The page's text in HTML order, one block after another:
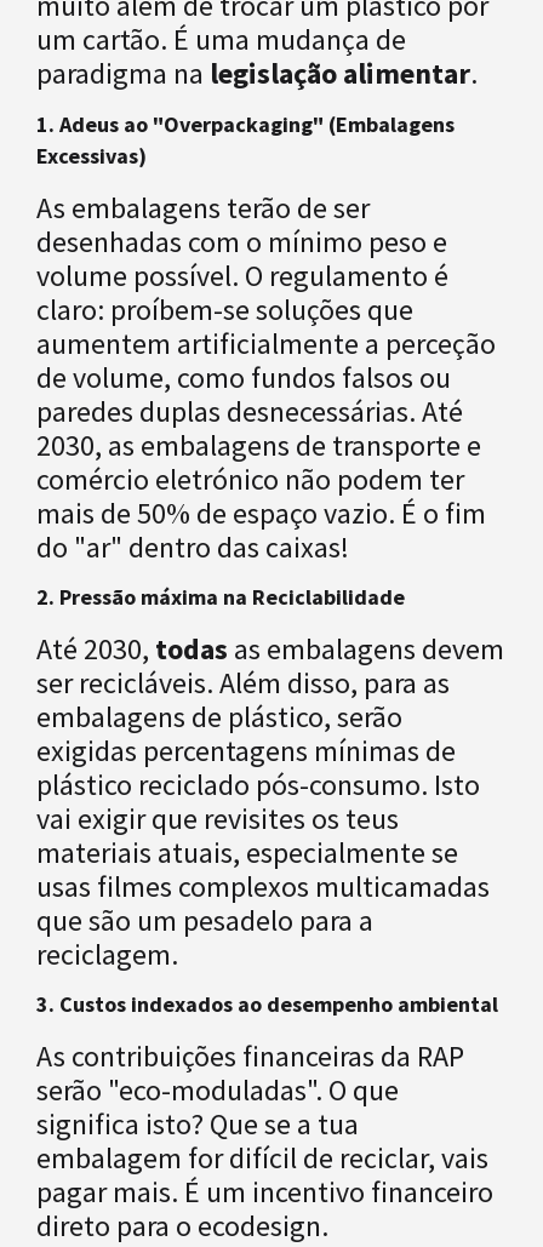
um cartão. É uma mudança de
paradigma na legislação alimentar.
1. Adeus ao "Overpackaging" (Embalagens
Excessivas)
As embalagens terão de ser
desenhadas com o mínimo peso e
volume possível. O regulamento é
claro: proíbem-se soluções que
aumentem artificialmente a perceção
de volume, como fundos falsos ou
paredes duplas desnecessárias. Até
2030, as embalagens de transporte e
comércio eletrónico não podem ter
mais de 50% de espaço vazio. É o fim
do "ar" dentro das caixas!
2. Pressão máxima na Reciclabilidade
Até 2030, todas as embalagens devem
ser recicláveis. Além disso, para as
embalagens de plástico, serão
exigidas percentagens mínimas de
plástico reciclado pós-consumo. Isto
vai exigir que revisites os teus
materiais atuais, especialmente se
usas filmes complexos multicamadas
que são um pesadelo para a
reciclagem.
3. Custos indexados ao desempenho ambiental
As contribuições financeiras da RAP
serão "eco-moduladas". O que
significa isto? Que se a tua
embalagem for difícil de reciclar, vais
pagar mais. É um incentivo financeiro
direto para o ecodesign.